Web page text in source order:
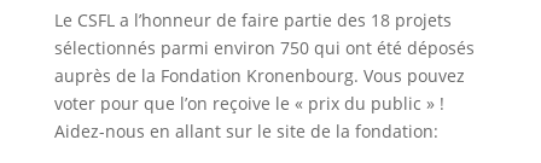
Le CSFL a l’honneur de faire partie des 18 projets
sélectionnés parmi environ 750 qui ont été déposés
auprès de la Fondation Kronenbourg. Vous pouvez
voter pour que l’on reçoive le « prix du public » !
Aidez-nous en allant sur le site de la fondation: